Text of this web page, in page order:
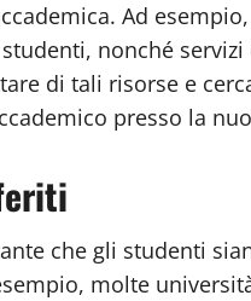
Ad
nonché
di tali risorse e
presso la
che gli studenti
molte